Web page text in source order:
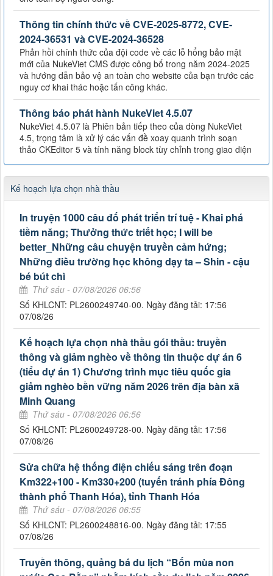
Thông tin chính thức về CVE-2025-8772, CVE-
2024-36531 và CVE-2024-36528
Phản hồi chính thức của đội code về các lỗ hổng bảo mật
mới của NukeViet CMS được công bố trong năm 2024-2025
và hướng dẫn bảo vệ an toàn cho website của bạn trước các
nguy cơ khai thác hoặc tấn công khác.
Thông báo phát hành NukeViet 4.5.07
NukeViet 4.5.07 là Phiên bản tiếp theo của dòng NukeViet
4.5, trọng tâm là xử lý các vấn đề xoay quanh trình soạn
thảo CKEditor 5 và tính năng block tùy chỉnh trong giao diện
Kế hoạch lựa chọn nhà thầu
In truyện 1000 câu đố phát triển trí tuệ - Khai phá
tiềm năng; Thưởng thức triết học; I will be
better_Những câu chuyện truyền cảm hứng;
Những điều trường học không dạy ta – Shin - cậu
bé bút chì
Thứ sáu - 07/08/2026 06:56
Số KHLCNT: PL2600249740-00. Ngày đăng tải: 17:56
07/08/26
Kế hoạch lựa chọn nhà thầu gói thầu: truyền
thông và giảm nghèo về thông tin thuộc dự án 6
(tiểu dự án 1) Chương trình mục tiêu quốc gia
giảm nghèo bền vững năm 2026 trên địa bàn xã
Minh Quang
Thứ sáu - 07/08/2026 06:56
Số KHLCNT: PL2600249728-00. Ngày đăng tải: 17:56
07/08/26
Sửa chữa hệ thống điện chiếu sáng trên đoạn
Km322+100 - Km330+200 (tuyến tránh phía Đông
thành phố Thanh Hóa), tỉnh Thanh Hóa
Thứ sáu - 07/08/2026 06:55
Số KHLCNT: PL2600248816-00. Ngày đăng tải: 17:55
07/08/26
Truyền thông, quảng bá du lịch “Bốn mùa non